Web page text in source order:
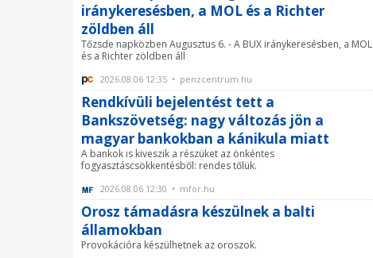
iránykeresésben, a MOL és a Richter
zöldben áll
Tőzsde napközben Augusztus 6. - A BUX iránykeresésben, a MOL
és a Richter zöldben áll
2026.08.06 12:35 • penzcentrum.hu
Rendkívüli bejelentést tett a
Bankszövetség: nagy változás jön a
magyar bankokban a kánikula miatt
A bankok is kiveszik a részüket az önkéntes
fogyasztáscsökkentésből: rendes tőlük.
2026.08.06 12:30 • mfor.hu
Orosz támadásra készülnek a balti
államokban
Provokációra készülhetnek az oroszok.